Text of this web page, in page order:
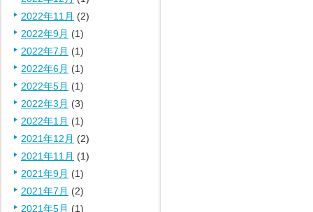
2022年11月 (2)
2022年9月 (1)
2022年7月 (1)
2022年6月 (1)
2022年5月 (1)
2022年3月 (3)
2022年1月 (1)
2021年12月 (2)
2021年11月 (1)
2021年9月 (1)
2021年7月 (2)
2021年5月 (1)